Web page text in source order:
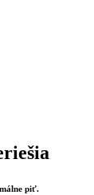
piť.